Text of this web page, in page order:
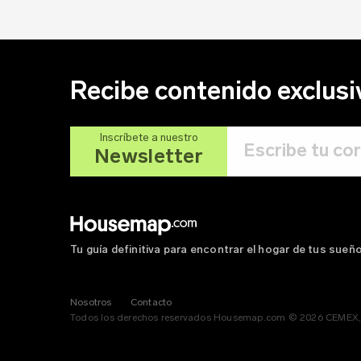
Recibe contenido
Inscríbete a nuestro
Newsletter
Tu guía definitiva para encontrar el hogar de tus
Nosotros
Contacto
Todos los derechos reservados Housemap.com © 2026 CEMEX,